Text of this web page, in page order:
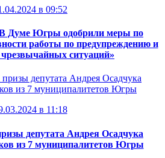
в 09:52
Думе Югры одобрили меры по
работы по предупреждению и
ситуаций»
в 11:18
депутата Андрея Осадчука
из 7 муниципалитетов Югры